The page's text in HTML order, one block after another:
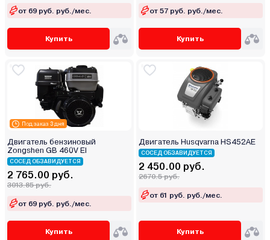
от 69 руб. руб./мес.
Купить
от 57 руб. руб./мес.
Купить
Под заказ 3 дня
Двигатель бензиновый
Zongshen GB 460V EI
СОСЕД ОБЗАВИДУЕТСЯ
2 765.00 руб.
3013.85 руб.
от 69 руб. руб./мес.
Купить
Двигатель Husqvarna HS452AE
СОСЕД ОБЗАВИДУЕТСЯ
2 450.00 руб.
2670.5 руб.
от 61 руб. руб./мес.
Купить